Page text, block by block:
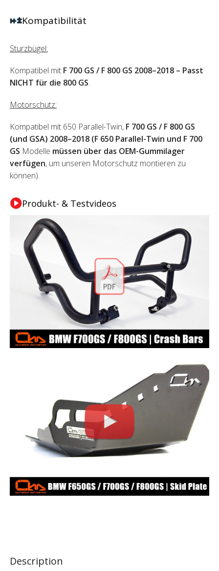
Description
Kompatibilität
Sturzbügel:
Kompatibel mit F 700 GS / F 800 GS 2008–2018 – Passt
NICHT für die 800 GS.
Motorschutz:
Kompatibel mit 650 Parallel-Twin, F 700 GS / F 800 GS
(und GSA) 2008–2018 (F 650 Parallel-Twin und F 700
GS Modelle müssen über das OEM-Gummilager
verfügen, um unseren Motorschutz montieren zu
können).
Produkt- & Testvideos